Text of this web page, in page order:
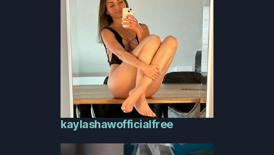
kaylashawofficialfree